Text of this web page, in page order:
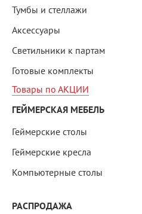
Тумбы и стеллажи
Аксессуары
Светильники к партам
Готовые комплекты
Товары по АКЦИИ
ГЕЙМЕРСКАЯ МЕБЕЛЬ
Геймерские столы
Геймерские кресла
Компьютерные столы
РАСПРОДАЖА